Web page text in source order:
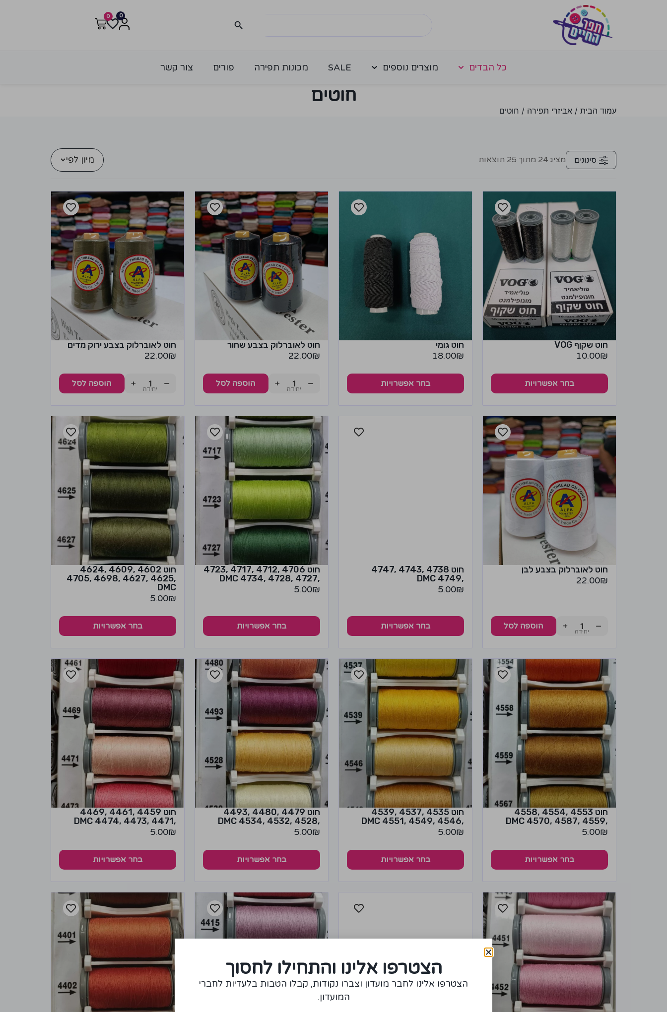
0
0
כל הבדים מוצרים נוספים SALE מכונות תפירה פורים צור קשר
חוטים
עמוד הבית / אביזרי תפירה / חוטים
סינונים מציג 24 מתוך 25 תוצאות מיון לפי
חוט שקןף VOG
10.00₪
בחר אפשרויות
חוט גומי
18.00₪
בחר אפשרויות
חוט לאוברלוק בצבע שחור
22.00₪
−
+ הוספה לסל
חוט לאוברלוק בצבע ירוק מדים
22.00₪
−
+ הוספה לסל
חוט לאוברלוק בצבע לבן
22.00₪
−
+ הוספה לסל
חוט 4738 ,4743 ,4747
,4749 DMC
5.00₪
בחר אפשרויות
חוט 4706 ,4712 ,4717 ,4723
,4727 ,4728 ,4734 DMC
5.00₪
בחר אפשרויות
חוט 4602 ,4609 ,4624
,4625 ,4627 ,4698 ,4705
DMC
5.00₪
בחר אפשרויות
חוט 4553 ,4554 ,4558
,4559 ,4587 ,4570 DMC
5.00₪
בחר אפשרויות
חוט 4535 ,4537 ,4539
,4546 ,4549 ,4551 DMC
5.00₪
בחר אפשרויות
חוט 4479 ,4480 ,4493
,4528 ,4532 ,4534 DMC
5.00₪
בחר אפשרויות
חוט 4459 ,4461 ,4469
,4471 ,4473 ,4474 DMC
5.00₪
בחר אפשרויות
הצטרפו אלינו והתחילו לחסוך
הצטרפו אלינו לחבר מועדון וצברו נקודות, קבלו הטבות בלעדיות לחברי
המועדון.